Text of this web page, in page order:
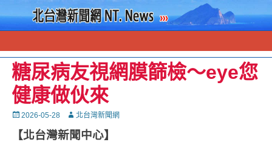
糖尿病友視網膜篩檢～eye您
健康做伙來
Posted
2026-05-28 Autor北台灣新聞網
【北台灣新聞中心】